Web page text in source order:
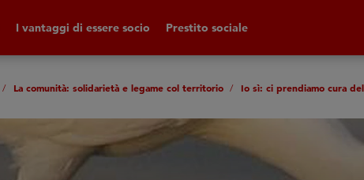
I vantaggi di essere socio Prestito sociale
La comunità: solidarietà e legame col territorio Io sì: ci prendiamo cura